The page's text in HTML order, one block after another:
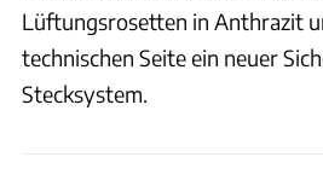
Lüftungsrosetten in Anthrazit
technischen Seite ein neuer
Stecksystem.